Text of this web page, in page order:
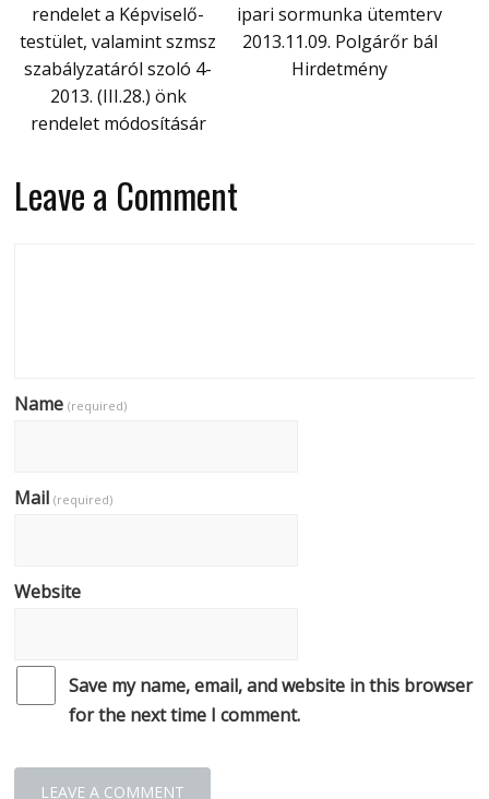
rendelet a Képviselő-
testület, valamint szmsz
szabályzatáról szoló 4-
2013. (III.28.) önk
rendelet módosításár
ipari sormunka ütemterv
2013.11.09. Polgárőr bál
Hirdetmény
Leave a Comment
Name(required)
Mail(required)
Website
Save my name, email, and website in this browser
for the next time I comment.